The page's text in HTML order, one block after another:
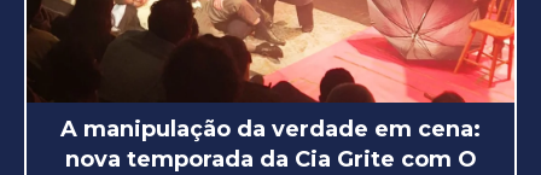
A manipulação da verdade em cena:
nova temporada da Cia Grite com O